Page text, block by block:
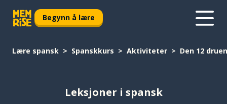
Begynn å lære
Lære spansk Spanskkurs Aktiviteter Den 12
Leksjoner i spansk